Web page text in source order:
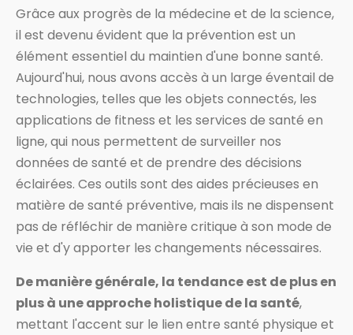
Grâce aux progrès de la médecine et de la science,
il est devenu évident que la prévention est un
élément essentiel du maintien d'une bonne santé.
Aujourd'hui, nous avons accès à un large éventail de
technologies, telles que les objets connectés, les
applications de fitness et les services de santé en
ligne, qui nous permettent de surveiller nos
données de santé et de prendre des décisions
éclairées. Ces outils sont des aides précieuses en
matière de santé préventive, mais ils ne dispensent
pas de réfléchir de manière critique à son mode de
vie et d'y apporter les changements nécessaires.
De manière générale, la tendance est de plus en
plus à une approche holistique de la santé,
mettant l'accent sur le lien entre santé physique et